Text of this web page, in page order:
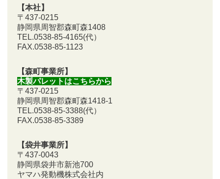
【本社】
〒437-0215
静岡県周智郡森町森1408
TEL.0538-85-4165(代）
FAX.0538-85-1123
【森町事業所】
木製パレットはこちらから
〒437-0215
静岡県周智郡森町森1418-1
TEL.0538-85-3388(代）
FAX.0538-85-3389
【袋井事業所】
〒437-0043
静岡県袋井市新池700
ヤマハ発動機株式会社内